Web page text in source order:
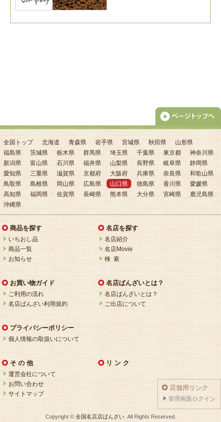
全国トップ 北海道 青森県 岩手県 宮城県 秋田県
山形県
福島県
茨城県 栃木県 群馬県 埼玉県 千葉県 東京都
神奈川県
新潟県
富山県 石川県 福井県 山梨県 長野県 岐阜県
静岡県
愛知県
三重県 滋賀県 京都府 大阪府 兵庫県 奈良県
和歌山県
鳥取県
島根県 岡山県 広島県 山口県 徳島県 香川県
愛媛県
高知県
福岡県 佐賀県 長崎県 熊本県 大分県 宮崎県
鹿児島県
沖縄県
商品を探す
いちおし品
商品一覧
お知らせ
名店を探す
名店紹介
名店Movie
検 索
お買い物ガイド
ご利用の流れ
名店ばんざい利用規約
名店ばんざいとは？
名店ばんざいとは？
ご出店について
プライバシーポリシー
個人情報の取扱いについて
そ の 他
運営会社について
お問い合わせ
サイトマップ
リ ン ク
店舗用リンク
管理画面ログイン
Copyright © 全国名店店ばんざい. All Rights Reserved.